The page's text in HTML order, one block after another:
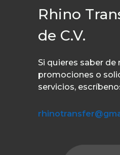
Rhino
de C.V.
Si quieres saber de
promociones o
servicios,